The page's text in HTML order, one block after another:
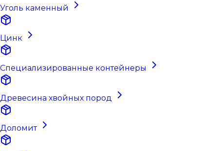
Уголь каменный
Цинк
Специализированные контейнеры
Древесина хвойных пород
Доломит